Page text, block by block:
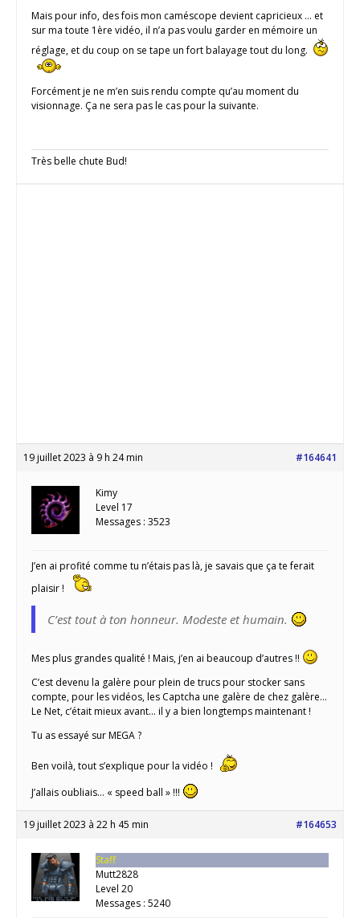
Mais pour info, des fois mon caméscope devient capricieux … et
sur ma toute 1ère vidéo, il n’a pas voulu garder en mémoire un
réglage, et du coup on se tape un fort balayage tout du long.
Forcément je ne m’en suis rendu compte qu’au moment du
visionnage. Ça ne sera pas le cas pour la suivante.
Très belle chute Bud!
19 juillet 2023 à 9 h 24 min #164641
Kimy
Level 17
Messages : 3523
J’en ai profité comme tu n’étais pas là, je savais que ça te ferait
plaisir !
C’est tout à ton honneur. Modeste et humain.
Mes plus grandes qualité ! Mais, j’en ai beaucoup d’autres !!
C’est devenu la galère pour plein de trucs pour stocker sans
compte, pour les vidéos, les Captcha une galère de chez galère…
Le Net, c’était mieux avant… il y a bien longtemps maintenant !
Tu as essayé sur MEGA ?
Ben voilà, tout s’explique pour la vidéo !
J’allais oubliais… « speed ball » !!!
19 juillet 2023 à 22 h 45 min #164653
Staff
Mutt2828
Level 20
Messages : 5240